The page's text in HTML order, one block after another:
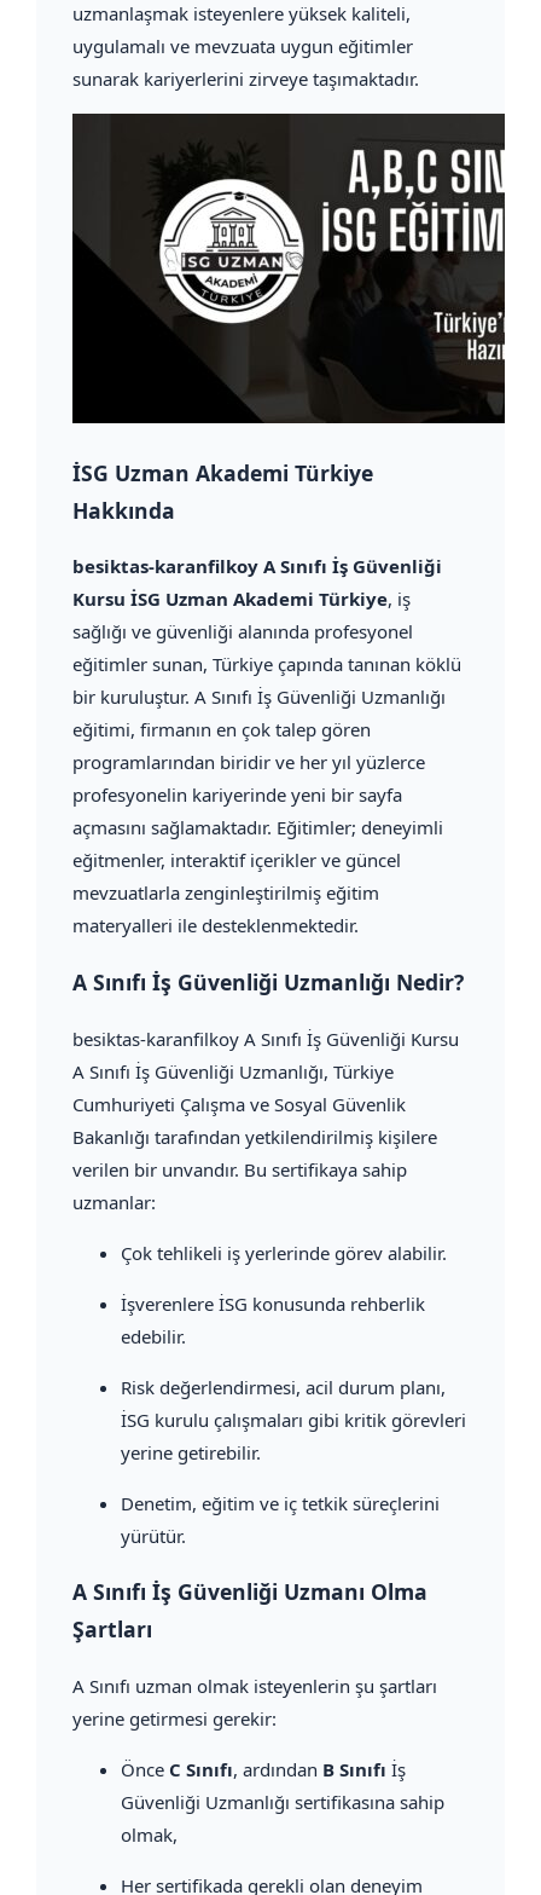
uzmanlaşmak isteyenlere yüksek kaliteli,
uygulamalı ve mevzuata uygun eğitimler
sunarak kariyerlerini zirveye taşımaktadır.
İSG Uzman Akademi Türkiye
Hakkında
besiktas-karanfilkoy A Sınıfı İş Güvenliği
Kursu İSG Uzman Akademi Türkiye, iş
sağlığı ve güvenliği alanında profesyonel
eğitimler sunan, Türkiye çapında tanınan köklü
bir kuruluştur. A Sınıfı İş Güvenliği Uzmanlığı
eğitimi, firmanın en çok talep gören
programlarından biridir ve her yıl yüzlerce
profesyonelin kariyerinde yeni bir sayfa
açmasını sağlamaktadır. Eğitimler; deneyimli
eğitmenler, interaktif içerikler ve güncel
mevzuatlarla zenginleştirilmiş eğitim
materyalleri ile desteklenmektedir.
A Sınıfı İş Güvenliği Uzmanlığı Nedir?
besiktas-karanfilkoy A Sınıfı İş Güvenliği Kursu
A Sınıfı İş Güvenliği Uzmanlığı, Türkiye
Cumhuriyeti Çalışma ve Sosyal Güvenlik
Bakanlığı tarafından yetkilendirilmiş kişilere
verilen bir unvandır. Bu sertifikaya sahip
uzmanlar:
Çok tehlikeli iş yerlerinde görev alabilir.
İşverenlere İSG konusunda rehberlik
edebilir.
Risk değerlendirmesi, acil durum planı,
İSG kurulu çalışmaları gibi kritik görevleri
yerine getirebilir.
Denetim, eğitim ve iç tetkik süreçlerini
yürütür.
A Sınıfı İş Güvenliği Uzmanı Olma
Şartları
A Sınıfı uzman olmak isteyenlerin şu şartları
yerine getirmesi gerekir:
Önce C Sınıfı, ardından B Sınıfı İş
Güvenliği Uzmanlığı sertifikasına sahip
olmak,
Her sertifikada gerekli olan deneyim